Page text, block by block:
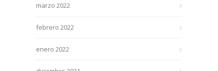
marzo 2022
febrero 2022
enero 2022